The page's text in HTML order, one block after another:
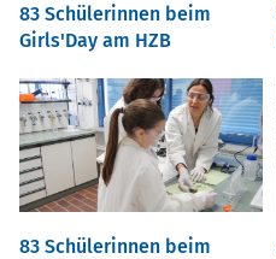
83 Schülerinnen beim
Girls'Day am HZB
83 Schülerinnen beim